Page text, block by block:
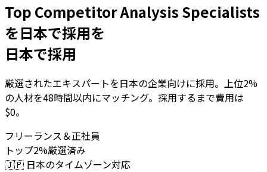
Top Competitor Analysis Specialists
を日本で採用を
日本で採用
厳選されたエキスパートを日本の企業向けに採用。上位2%
の人材を48時間以内にマッチング。採用するまで費用は
$0。
フリーランス＆正社員
トップ2%厳選済み
🇯🇵 日本のタイムゾーン対応